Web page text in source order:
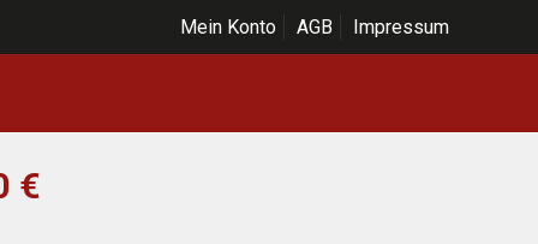
Mein Konto AGB Impressum
€